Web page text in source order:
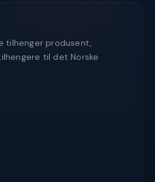
tilhenger produsent,
til det Norske